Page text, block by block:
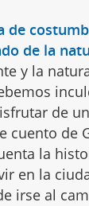
de
de la
y la
de
cuento de
la
en la
irse al